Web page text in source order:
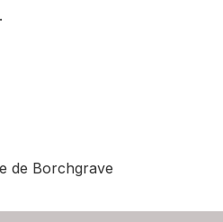
de Borchgrave